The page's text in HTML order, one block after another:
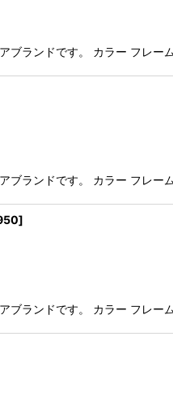
ブランドです。 カラー フレー
ブランドです。 カラー フレー
]
ブランドです。 カラー フレー